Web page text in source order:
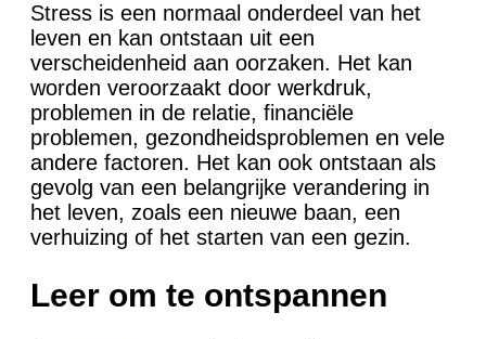
Stress is een normaal onderdeel van het
leven en kan ontstaan uit een
verscheidenheid aan oorzaken. Het kan
worden veroorzaakt door werkdruk,
problemen in de relatie, financiële
problemen, gezondheidsproblemen en vele
andere factoren. Het kan ook ontstaan als
gevolg van een belangrijke verandering in
het leven, zoals een nieuwe baan, een
verhuizing of het starten van een gezin.
Leer om te ontspannen